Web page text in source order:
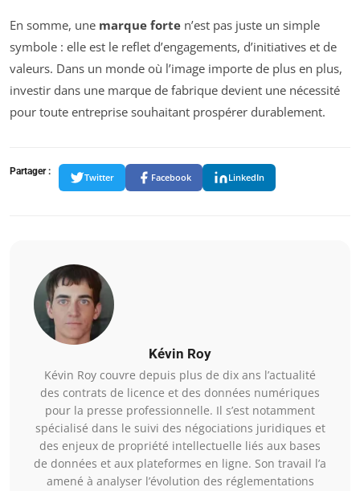
En somme, une marque forte n’est pas juste un simple
symbole : elle est le reflet d’engagements, d’initiatives et de
valeurs. Dans un monde où l’image importe de plus en plus,
investir dans une marque de fabrique devient une nécessité
pour toute entreprise souhaitant prospérer durablement.
Partager :
Twitter Facebook LinkedIn
Kévin Roy
Kévin Roy couvre depuis plus de dix ans l’actualité
des contrats de licence et des données numériques
pour la presse professionnelle. Il s’est notamment
spécialisé dans le suivi des négociations juridiques et
des enjeux de propriété intellectuelle liés aux bases
de données et aux plateformes en ligne. Son travail l’a
amené à analyser l’évolution des réglementations